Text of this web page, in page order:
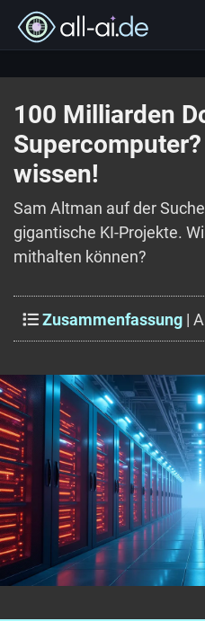
100 Milliarden
wissen!
Sam Altman auf der
gigantische KI-Projekte.
mithalten können?
Zusammenfassung |